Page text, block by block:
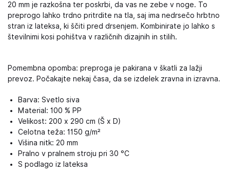
20 mm je razkošna ter poskrbi, da vas ne zebe v noge. To
preprogo lahko trdno pritrdite na tla, saj ima nedrsečo hrbtno
stran iz lateksa, ki ščiti pred drsenjem. Kombinirate jo lahko s
številnimi kosi pohištva v različnih dizajnih in stilih.
Pomembna opomba: preproga je pakirana v škatli za lažji
prevoz. Počakajte nekaj časa, da se izdelek zravna in izravna.
Barva: Svetlo siva
Material: 100 % PP
Velikost: 200 x 290 cm (Š x D)
Celotna teža: 1150 g/m²
Višina nitk: 20 mm
Pralno v pralnem stroju pri 30 °C
S podlago iz lateksa